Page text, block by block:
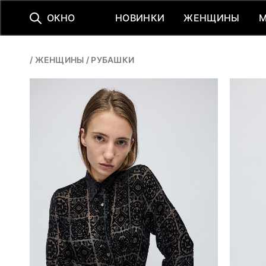
ОКНО НОВИНКИ
НОВИНКИ ЖЕНЩИНЫ
ЖЕНЩИНЫ
/ ЖЕНЩИНЫ / РУБАШКИ